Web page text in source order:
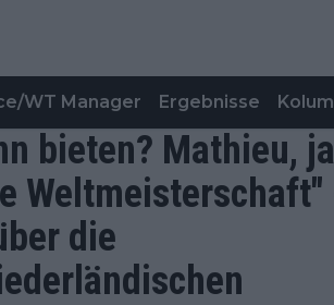
WT Manager Ergebnisse
bieten? Mathieu,
Weltmeisterschaft"
die